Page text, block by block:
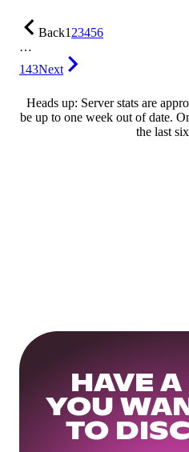
Back123456
…
143Next
Heads up: Server stats are
be up to one week out of date.
the last
HAVE
YOU
TO